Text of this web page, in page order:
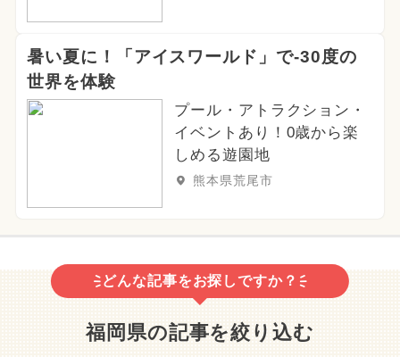
暑い夏に！「アイスワールド」で-30度の
世界を体験
プール・アトラクション・
イベントあり！0歳から楽
しめる遊園地
熊本県荒尾市
どんな記事をお探しですか？
福岡県の記事を絞り込む